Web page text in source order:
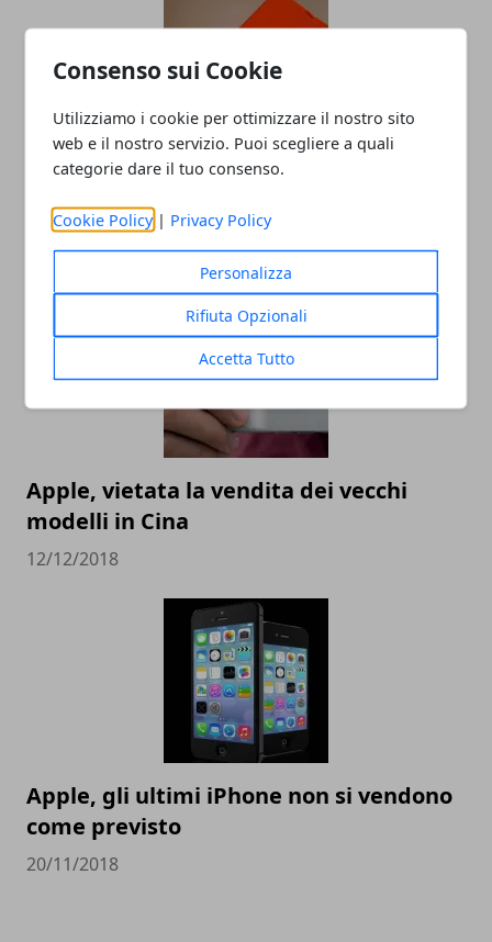
Consenso sui Cookie
Utilizziamo i cookie per ottimizzare il nostro sito
web e il nostro servizio. Puoi scegliere a quali
categorie dare il tuo consenso.
Cookie Policy | Privacy Policy
Personalizza
Rifiuta Opzionali
Accetta Tutto
Quali siti sono affidabili per comprare
uno smartphone?
07/04/2019
Apple, vietata la vendita dei vecchi
modelli in Cina
12/12/2018
Apple, gli ultimi iPhone non si vendono
come previsto
20/11/2018